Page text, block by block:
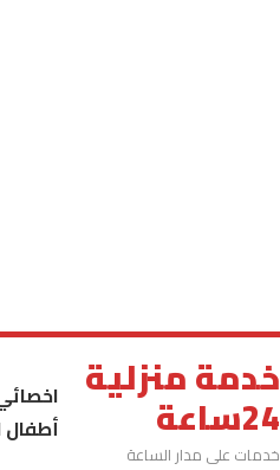
خدمة منزلية
24ساعة
خدمات على مدار الساعة